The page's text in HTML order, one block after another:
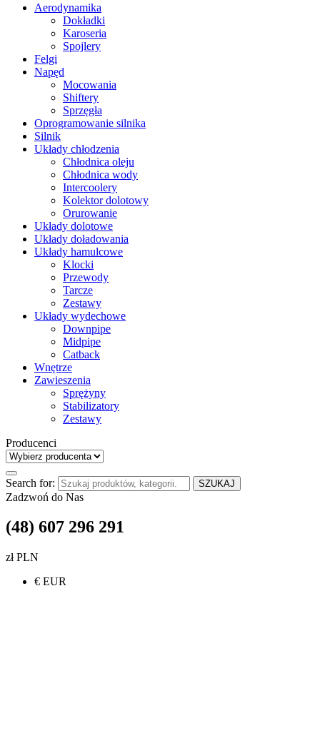
Aerodynamika
Dokładki
Karoseria
Spojlery
Felgi
Napęd
Mocowania
Shiftery
Sprzęgła
Oprogramowanie silnika
Silnik
Układy chłodzenia
Chłodnica oleju
Chłodnica wody
Intercoolery
Kolektor dolotowy
Orurowanie
Układy dolotowe
Układy doładowania
Układy hamulcowe
Klocki
Przewody
Tarcze
Zestawy
Układy wydechowe
Downpipe
Midpipe
Catback
Wnętrze
Zawieszenia
Sprężyny
Stabilizatory
Zestawy
Producenci
Search for: SZUKAJ
Zadzwoń do Nas
(48) 607 296 291
zł PLN
€ EUR